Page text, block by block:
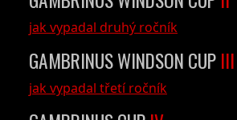
jak vypadal druhý ročník
GAMBRINUS WINDSON CUP III
jak vypadal třetí ročník